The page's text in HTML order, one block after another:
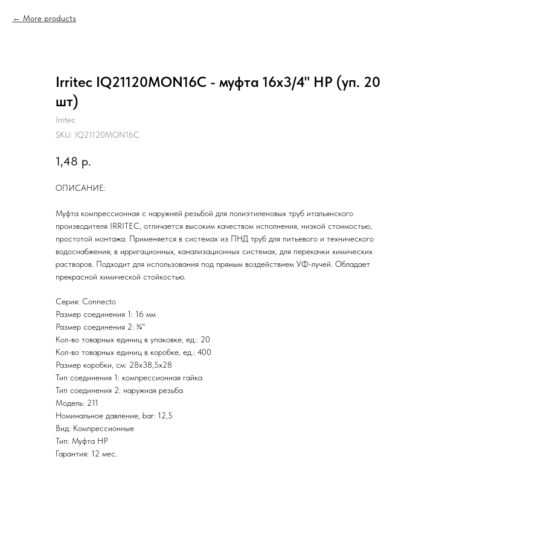
More products
Irritec IQ21120MON16С - муфта 16х3/4" НР (уп. 20
шт)
Irritec
SKU: IQ21120MON16С
1,48 р.
ОПИСАНИЕ:
Муфта компрессионная с наружней резьбой для полиэтиленовых труб итальянского
производителя IRRITEC, отличается высоким качеством исполнения, низкой стоимостью,
простотой монтажа. Применяется в системах из ПНД труб для питьевого и технического
водоснабжения; в ирригационных, канализационных системах, для перекачки химических
растворов. Подходит для использования под прямым воздействием УФ-лучей. Обладает
прекрасной химической стойкостью.
Серия: Connecto
Размер соединения 1: 16 мм
Размер соединения 2: ¾"
Кол-во товарных единиц в упаковке, ед.: 20
Кол-во товарных единиц в коробке, ед.: 400
Размер коробки, см: 28x38,5x28
Тип соединения 1: компрессионная гайка
Тип соединения 2: наружная резьба
Модель: 211
Номинальное давление, bar: 12,5
Вид: Компрессионные
Тип: Муфта НР
Гарантия: 12 мес.